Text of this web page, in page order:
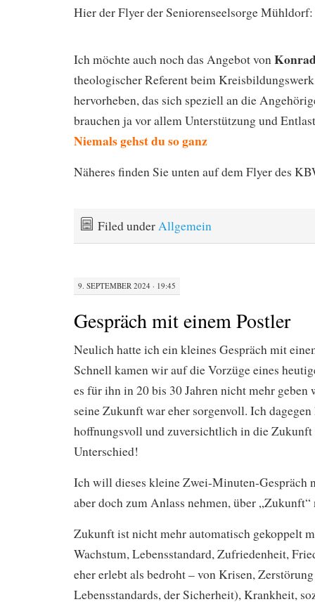
Hier der Flyer der Seniorenseelsorge Mühldorf:
Ich möchte auch noch das Angebot von
theologischer Referent beim
hervorheben, das sich speziell an die
brauchen ja vor allem Unterstützung und
Niemals gehst du so ganz
Näheres finden Sie unten auf dem Flyer des
Filed underAllgemein
9. SEPTEMBER 2024 · 19:45
Gespräch mit einem Postler
Neulich hatte ich ein kleines Gespräch mit
Schnell kamen wir auf die Vorzüge eines
es für ihn in 20 bis 30 Jahren nicht mehr geben
seine Zukunft war eher sorgenvoll. Ich
hoffnungsvoll und zuversichtlich in die
Unterschied!
Ich will dieses kleine Zwei-Minuten-Gespräch
aber doch zum Anlass nehmen, über „Zukunft“
Zukunft ist nicht mehr automatisch gekoppelt
Wachstum, Lebensstandard, Zufriedenheit,
eher erlebt als bedroht – von Krisen,
Lebensstandards, der Sicherheit), Krankheit,